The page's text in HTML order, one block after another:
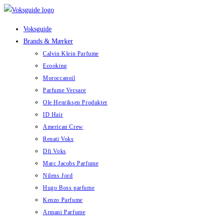
Skip
Voksguide
Brands & Mærker
Calvin Klein Parfume
Ecooking
Moroccanoil
Parfume Versace
Ole Henriksen Produkter
ID Hair
American Crew
Renati Voks
Dfi Voks
Marc Jacobs Parfume
Nilens Jord
Hugo Boss parfume
Kenzo Parfume
Armani Parfume